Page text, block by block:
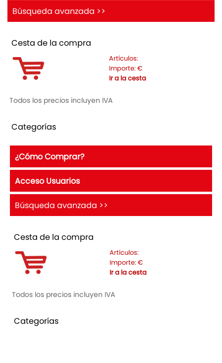
Búsqueda avanzada >>
Cesta de la compra
Artículos:
Importe: €
Ir a la cesta
Todos los precios incluyen IVA
Categorías
¿Cómo Comprar?
Acceso Usuarios
Búsqueda avanzada >>
Cesta de la compra
Artículos:
Importe: €
Ir a la cesta
Todos los precios incluyen IVA
Categorías